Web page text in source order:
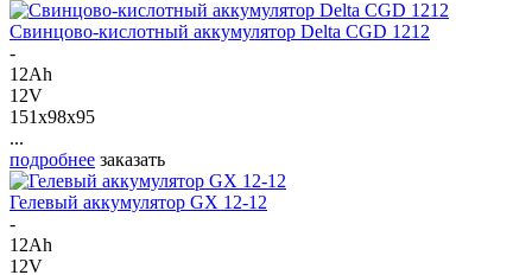
Свинцово-кислотный аккумулятор Delta CGD 1212
-
12Ah
12V
151x98x95
...
подробнее заказать
Гелевый аккумулятор GX 12-12
-
12Ah
12V